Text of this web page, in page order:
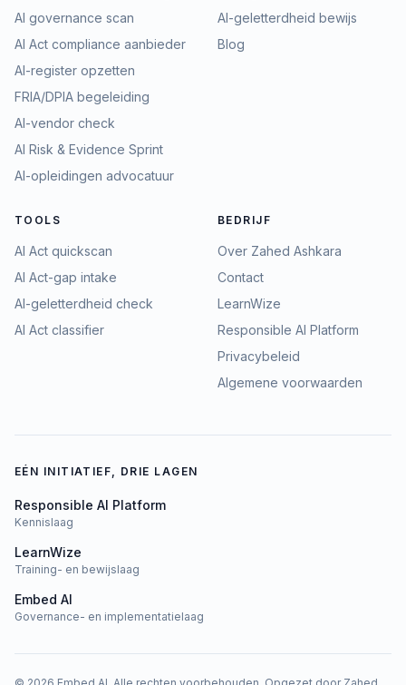
AI governance scan
AI Act compliance aanbieder
AI-register opzetten
FRIA/DPIA begeleiding
AI-vendor check
AI Risk & Evidence Sprint
AI-opleidingen advocatuur
AI-geletterdheid bewijs
Blog
TOOLS
AI Act quickscan
AI Act-gap intake
AI-geletterdheid check
AI Act classifier
BEDRIJF
Over Zahed Ashkara
Contact
LearnWize
Responsible AI Platform
Privacybeleid
Algemene voorwaarden
EÉN INITIATIEF, DRIE LAGEN
Responsible AI Platform
Kennislaag
LearnWize
Training- en bewijslaag
Embed AI
Governance- en implementatielaag